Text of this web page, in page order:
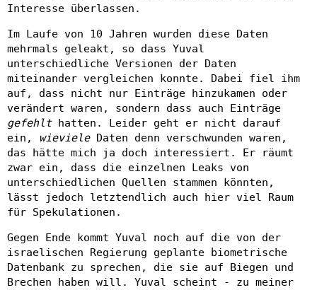
Interesse überlassen.
Im Laufe von 10 Jahren wurden diese Daten
mehrmals geleakt, so dass Yuval
unterschiedliche Versionen der Daten
miteinander vergleichen konnte. Dabei fiel ihm
auf, dass nicht nur Einträge hinzukamen oder
verändert waren, sondern dass auch Einträge
gefehlthatten. Leider geht er nicht darauf
ein,
wievieleDaten denn verschwunden waren,
das hätte mich ja doch interessiert. Er räumt
zwar ein, dass die einzelnen Leaks von
unterschiedlichen Quellen stammen könnten,
lässt jedoch letztendlich auch hier viel Raum
für Spekulationen.
Gegen Ende kommt Yuval noch auf die von der
israelischen Regierung geplante biometrische
Datenbank zu sprechen, die sie auf Biegen und
Brechen haben will. Yuval scheint - zu meiner